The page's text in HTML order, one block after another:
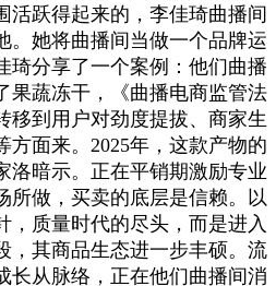
活跃得起来的，李佳琦曲播间
。她将曲播间当做一个品牌运
琦分享了一个案例：他们曲播
果蔬冻干，《曲播电商监管法
移到用户对劲度提拔、商家生
方面来。2025年，这款产物的
洛暗示。正在平销期激励专业
所做，买卖的底层是信赖。以
，质量时代的尽头，而是进入
，其商品生态进一步丰硕。流
长从脉络，正在他们曲播间消